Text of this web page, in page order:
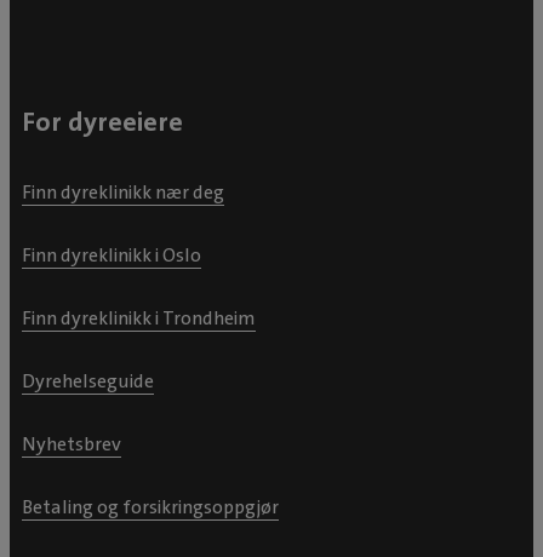
For dyreeiere
Finn dyreklinikk nær deg
Finn dyreklinikk i Oslo
Finn dyreklinikk i Trondheim
Dyrehelseguide
Nyhetsbrev
Betaling og forsikringsoppgjør